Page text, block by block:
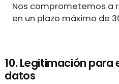
Nos comprometemos a
en un plazo máximo de
10. Legitimación
datos